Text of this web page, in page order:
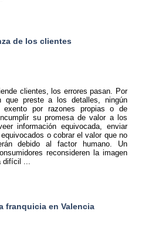
de los clientes
clientes, los errores pasan. Por
que preste a los detalles, ningún
exento por razones propias o de
su promesa de valor a los
información equivocada, enviar
o cobrar el valor que no
debido al factor humano. Un
reconsideren la imagen
...
franquicia en Valencia